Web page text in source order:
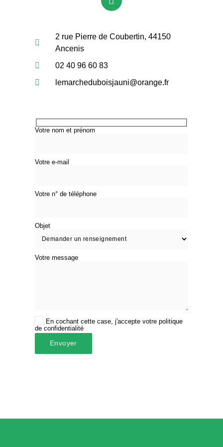
2 rue Pierre de Coubertin, 44150
Ancenis
02 40 96 60 83
lemarcheduboisjauni@orange.fr
Votre nom et prénom
Votre e-mail
Votre n° de téléphone
Objet
Votre message
En cochant cette case, j'accepte votre politique
de confidentialité